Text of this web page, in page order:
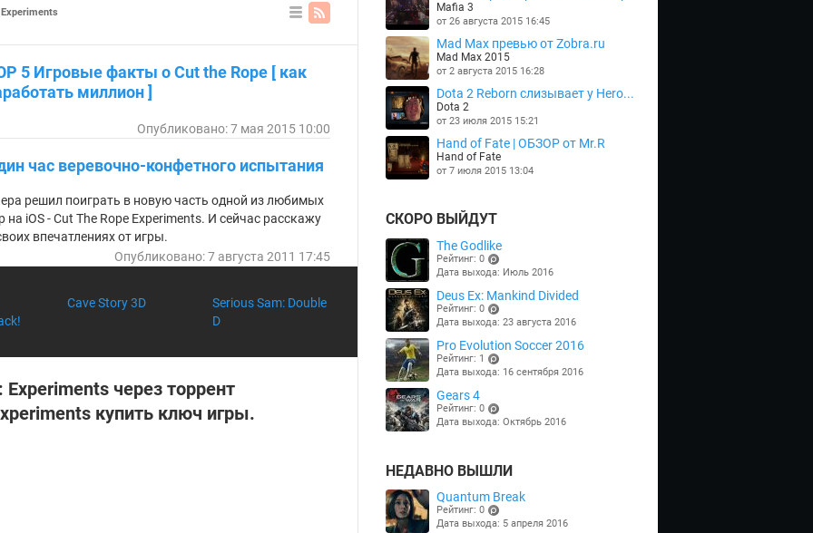
ви
сп
5 Игровые факты о Cut the Rope [ как
миллион ]
Опубликовано: 7 мая 2015 10:00
час веревочно-конфетного испытания
решил поиграть в новую часть одной из любимых
на iOS - Cut The Rope Experiments. И сейчас расскажу
впечатлениях от игры.
Опубликовано: 7 августа 2011 17:45
Cave Story 3D
Serious Sam: Double
D
через торрент
купить ключ игры.
Mafia 3
от 26 августа 2015 16:45
Mad Max превью от Zobra.ru
Mad Max 2015
от 2 августа 2015 16:28
Dota 2 Reborn слизывает у Hero...
Dota 2
от 23 июля 2015 15:21
Hand of Fate | ОБЗОР от Mr.R
Hand of Fate
от 7 июля 2015 13:04
СКОРО ВЫЙДУТ
The Godlike
Рейтинг: 0
(points)
Дата выхода: Июль 2016
Deus Ex: Mankind Divided
Рейтинг: 0
(points)
Дата выхода: 23 августа 2016
Pro Evolution Soccer 2016
Рейтинг: 1
(points)
Дата выхода: 16 сентября 2016
Gears 4
Рейтинг: 0
(points)
Дата выхода: Октябрь 2016
НЕДАВНО ВЫШЛИ
Quantum Break
Рейтинг: 0
(points)
Дата выхода: 5 апреля 2016